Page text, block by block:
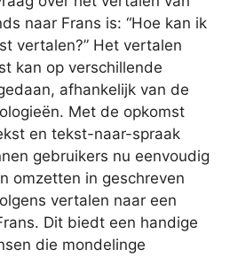
naar Frans is: “Hoe kan ik
vertalen?” Het vertalen
kan op verschillende
afhankelijk van de
Met de opkomst
en tekst-naar-spraak
gebruikers nu eenvoudig
omzetten in geschreven
vertalen naar een
Dit biedt een handige
die mondelinge